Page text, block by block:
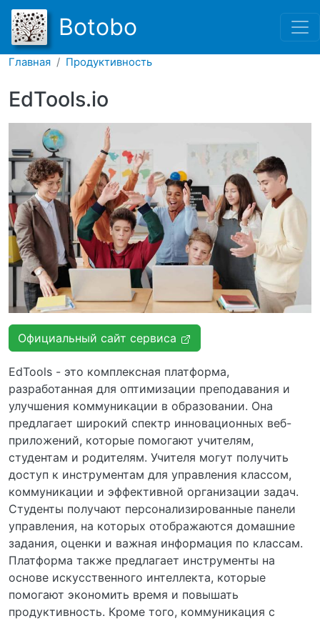
Перейти к основному
Botobo
Главная Продуктивность
EdTools.io
Официальный сайт сервиса
EdTools - это комплексная платформа,
разработанная для оптимизации преподавания и
улучшения коммуникации в образовании. Она
предлагает широкий спектр инновационных веб-
приложений, которые помогают учителям,
студентам и родителям. Учителя могут получить
доступ к инструментам для управления классом,
коммуникации и эффективной организации задач.
Студенты получают персонализированные панели
управления, на которых отображаются домашние
задания, оценки и важная информация по классам.
Платформа также предлагает инструменты на
основе искусственного интеллекта, которые
помогают экономить время и повышать
продуктивность. Кроме того, коммуникация с